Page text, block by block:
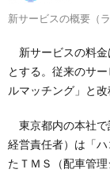
新サービスの概要（
新サービスの料金
とする。従来のサ
ルマッチング」と
東京都内の本社で
経営責任者）は「
たＴＭＳ（配車管